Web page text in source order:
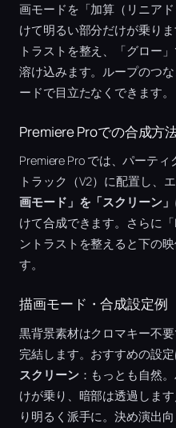
画モードを「加算（リニア
けて明るい部分だけが乗り
トラストを整え、「グロー
溶け込みます。ループのつ
ードで目立たなくできます。
Premiere Proでの合成方
Premiere Pro では、パーテ
トラック（V2）に配置し、
画モード」を「スクリーン」
けて合成できます。さらに
ントラストを整えると下の
す。
描画モード・合成設定例
黒背景素材はクロマキー不
完結します。おすすめの設定
スクリーン：もっとも自然
けが乗り、暗部は透過します
り明るく派手に。決め演出